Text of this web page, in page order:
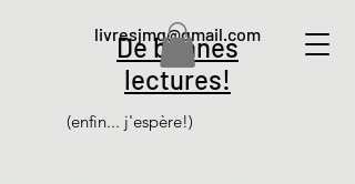
De bonnes
lectures!
(enfin... j'espère!)
livresjmg@gmail.com